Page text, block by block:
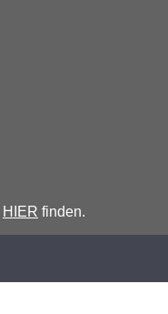
HIER finden.